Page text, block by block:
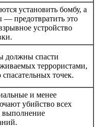
установить бомбу, а
— предотвратить это
устройство
должны спасти
террористами,
точек.
и менее
убийство всех
выполнение